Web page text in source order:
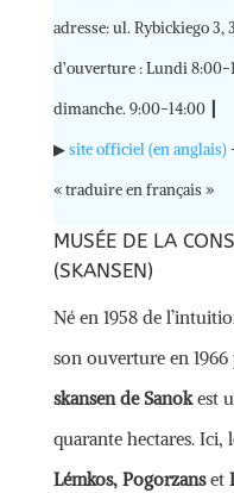
adresse: ul. Rybickiego
d’ouverture : Lundi
dimanche. 9:00-14:00 ┃
▶site officiel (en anglais)
« traduire en français »
MUSÉE DE LA
(SKANSEN)
Né en 1958 de
son ouverture en
skansen de Sanokest
quarante hectares. Ici,
Lémkos, Pogorzanset